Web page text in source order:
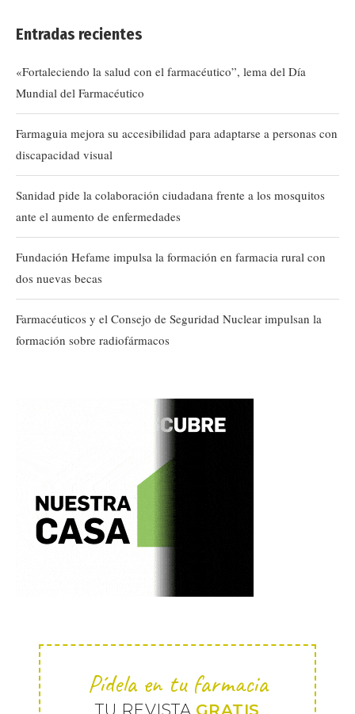
Entradas recientes
«Fortaleciendo la salud con el farmacéutico”, lema del Día
Mundial del Farmacéutico
Farmaguia mejora su accesibilidad para adaptarse a personas con
discapacidad visual
Sanidad pide la colaboración ciudadana frente a los mosquitos
ante el aumento de enfermedades
Fundación Hefame impulsa la formación en farmacia rural con
dos nuevas becas
Farmacéuticos y el Consejo de Seguridad Nuclear impulsan la
formación sobre radiofármacos
Pídela en tu farmacia
TU REVISTA GRATIS